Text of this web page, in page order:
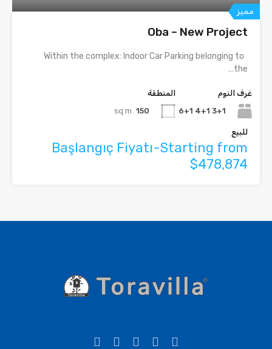
مميز
Oba – New Project
Within the complex: Indoor Car Parking belonging to
the…
غرف النوم
3+1 4+1 6+1
المنطقة
150
sq m
للبيع
Başlangıç Fiyatı-Starting from
$478,874